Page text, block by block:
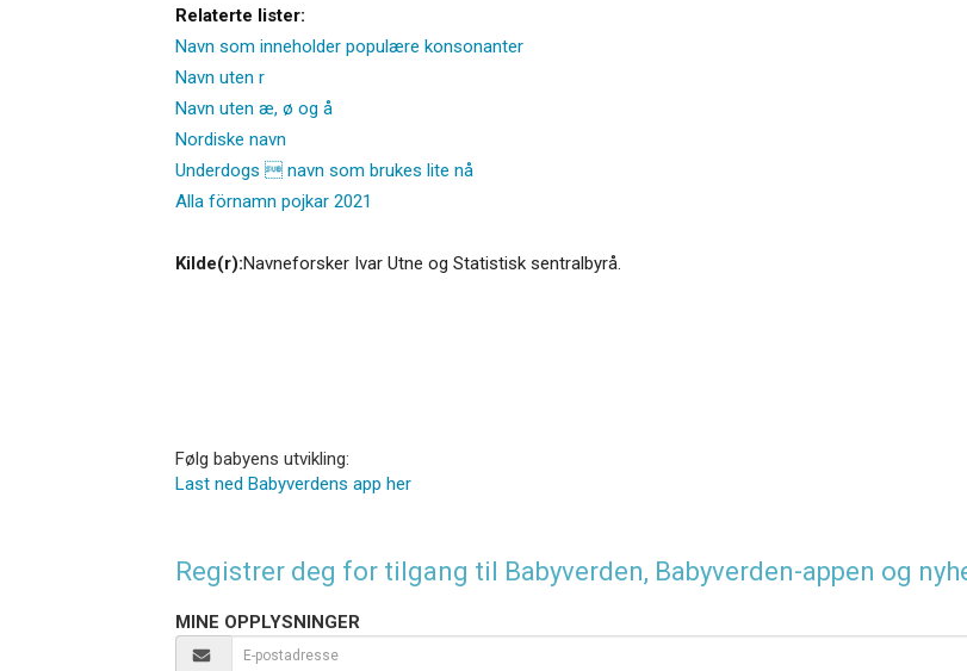
Relaterte lister:
Navn som inneholder populære konsonanter
Navn uten r
Navn uten æ, ø og å
Nordiske navn
Underdogs  navn som brukes lite nå
Alla förnamn pojkar 2021
Kilde(r):Navneforsker Ivar Utne og Statistisk sentralbyrå.
Følg babyens utvikling:
Last ned Babyverdens app her
Registrer deg for tilgang til Babyverden, Babyverden-appen og
MINE OPPLYSNINGER